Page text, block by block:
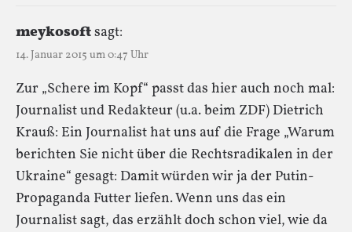
meykosoftsagt:
14. Januar 2015 um 0:47 Uhr
Zur „Schere im Kopf“ passt das hier auch noch mal:
Journalist und Redakteur (u.a. beim ZDF) Dietrich
Krauß: Ein Journalist hat uns auf die Frage „Warum
berichten Sie nicht über die Rechtsradikalen in der
Ukraine“ gesagt: Damit würden wir ja der Putin-
Propaganda Futter liefen. Wenn uns das ein
Journalist sagt, das erzählt doch schon viel, wie da